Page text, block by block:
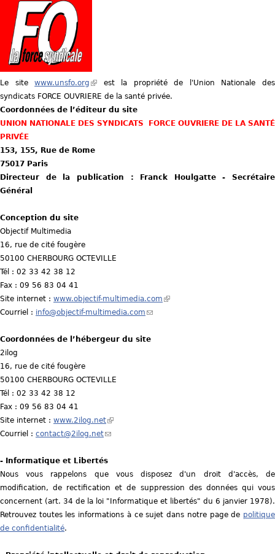
t
e
s
i
c
i
Le sitewww.unsfo.org (
l
i
n
i
e
a
est la propriété de l'Union Nationale des
syndicats FORCE OUVRIERE de la santé privée.
Coordonnées de l’éditeur du site
UNION NATIONALE DES SYNDICATS FORCE OUVRIERE DE LA SANTÉ
PRIVÉE
153, 155, Rue de Rome
75017 Paris
Directeur de la publication : Franck Houlgatte - Secrétaire
Général
Conception du site
Objectif Multimedia
16, rue de cité fougère
50100 CHERBOURG OCTEVILLE
Tél : 02 33 42 38 12
Fax : 09 56 83 04 41
Site internet : www.objectif-multimedia.com (
a
l
)
Courriel : info@objectif-multimedia.com (
i
m
a
i
l
Coordonnées de l’hébergeur du site
2ilog
16, rue de cité fougère
50100 CHERBOURG OCTEVILLE
Tél : 02 33 42 38 12
Fax : 09 56 83 04 41
Site internet : www.2ilog.net(
l
n
k
i
s
e
Courriel : contact@2ilog.net(
i
n
k
s
e
- Informatique et Libertés
Nous vous rappelons que vous disposez d'un droit d'accès, de
modification, de rectification et de suppression des données qui vous
concernent (art. 34 de la loi "Informatique et libertés" du 6 janvier 1978).
Retrouvez toutes les informations à ce sujet dans notre page de politique
de confidentialité.